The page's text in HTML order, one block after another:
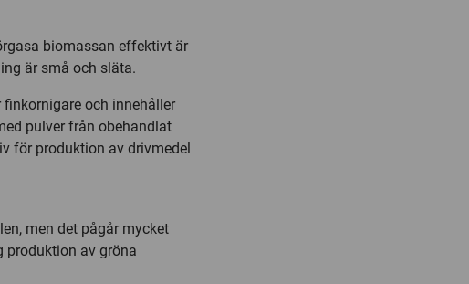
biomassan effektivt är
är små och släta.
och innehåller
pulver från obehandlat
för produktion av drivmedel
men det pågår mycket
produktion av gröna